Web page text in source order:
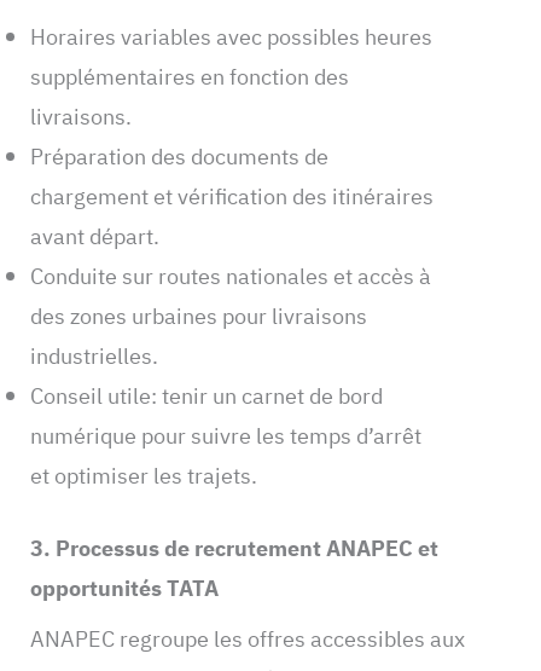
Horaires variables avec possibles heures
supplémentaires en fonction des
livraisons.
Préparation des documents de
chargement et vérification des itinéraires
avant départ.
Conduite sur routes nationales et accès à
des zones urbaines pour livraisons
industrielles.
Conseil utile: tenir un carnet de bord
numérique pour suivre les temps d’arrêt
et optimiser les trajets.
3. Processus de recrutement ANAPEC et
opportunités TATA
ANAPEC regroupe les offres accessibles aux